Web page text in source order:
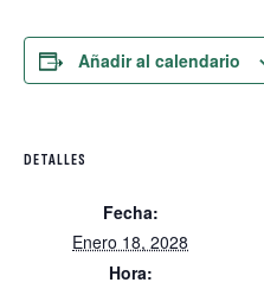
Añadir al calendario
DETALLES
Fecha:
Enero 18, 2028
Hora: